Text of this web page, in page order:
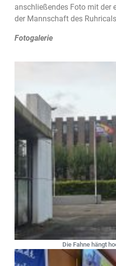
anschließendes Foto mit der
der Mannschaft des
Fotogalerie
Die Fahne hängt